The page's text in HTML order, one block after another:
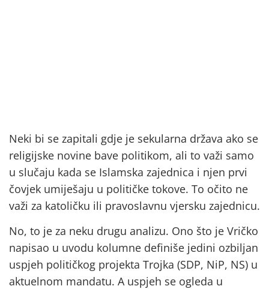
Neki bi se zapitali gdje je sekularna država ako se
religijske novine bave politikom, ali to važi samo
u slučaju kada se Islamska zajednica i njen prvi
čovjek umiješaju u političke tokove. To očito ne
važi za katoličku ili pravoslavnu vjersku zajednicu.
No, to je za neku drugu analizu. Ono što je Vričko
napisao u uvodu kolumne definiše jedini ozbiljan
uspjeh političkog projekta Trojka (SDP, NiP, NS) u
aktuelnom mandatu. A uspjeh se ogleda u